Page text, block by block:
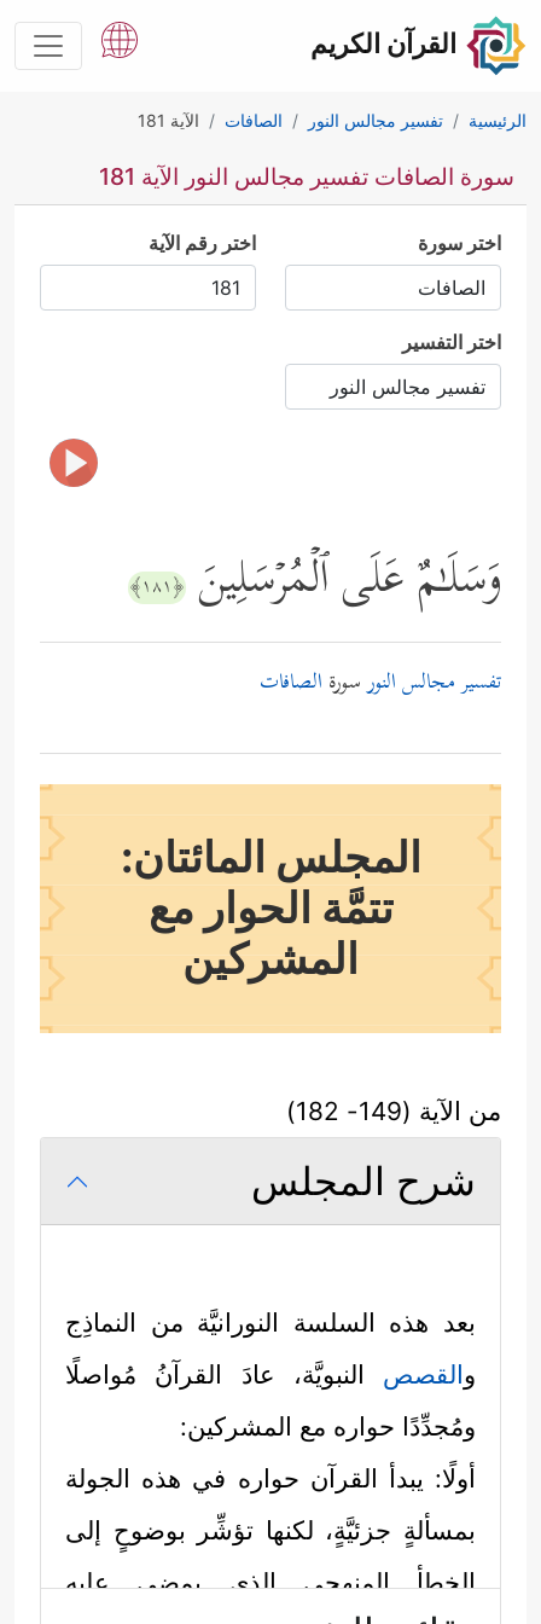
القرآن الكريم
الرئيسية تفسير مجالس النور الصافات الآية 181
سورة الصافات تفسير مجالس النور الآية 181
اختر سورة اختر رقم الآية
اختر التفسير
وَسَلَـٰمٌ عَلَى ٱلۡمُرۡسَلِینَ ﴿١٨١﴾
تفسير مجالس النورسورة الصافات
المجلس المائتان:
تتمَّة الحوار مع
المشركين
من الآية (149- 182)
شرح المجلس
بعد هذه السلسة النورانيَّة من النماذِج
والقصص النبويَّة، عادَ القرآنُ مُواصلًا
ومُجدِّدًا حواره مع المشركين:
أولًا: يبدأ القرآن حواره في هذه الجولة
بمسألةٍ جزئيَّةٍ، لكنها تؤشِّر بوضوحٍ إلى
الخطأ المنهجي الذي يمضِي عليه